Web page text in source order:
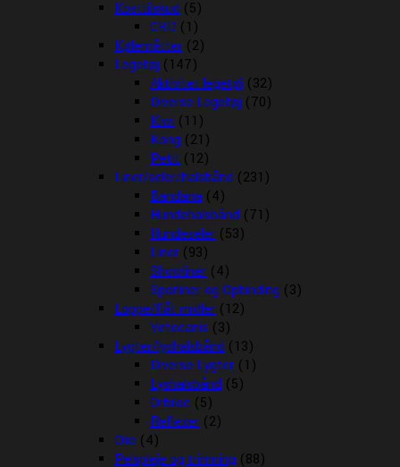
Kosttilskud (5)
CBD (1)
Kølemåtter (2)
Legetøj (147)
Aktivitet legetøj (32)
Diverse Legetøj (70)
Kiwi (11)
Kong (21)
Petit (12)
Liner/seler/halsbånd (231)
Bandana (4)
Hundehalsbånd (71)
Hundeseler (53)
Liner (93)
Showliner (4)
Sporliner og Opbinding (3)
Loppe/flåt midler (12)
Vetocanis (3)
Lygter/lyshalsbånd (13)
Diverse Lygter (1)
Lyshalsbånd (5)
Orbiloc (5)
Reflexer (2)
Olie (4)
Pelspleje og trimning (88)